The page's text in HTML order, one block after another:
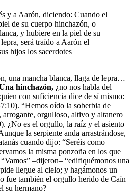
y a Aarón, diciendo: Cuando el
de su cuerpo hinchazón, o
y hubiere en la piel de su
será traído a Aarón el
hijos los sacerdotes
una mancha blanca, llaga de lepra…
hinchazón, ¿no nos habla del
con suficiencia dice de sí mismo:
“Hemos oído la soberbia de
orgulloso, altivo y altanero
¿No es el orgullo, la raíz y el asiento
la serpiente anda arrastrándose,
cuando dijo: “Seréis como
la misma ponzoña en los que
–dijeron– “edifiquémonos una
llegue al cielo; y hagámonos un
fue también el orgullo herido de Caín
su hermano?